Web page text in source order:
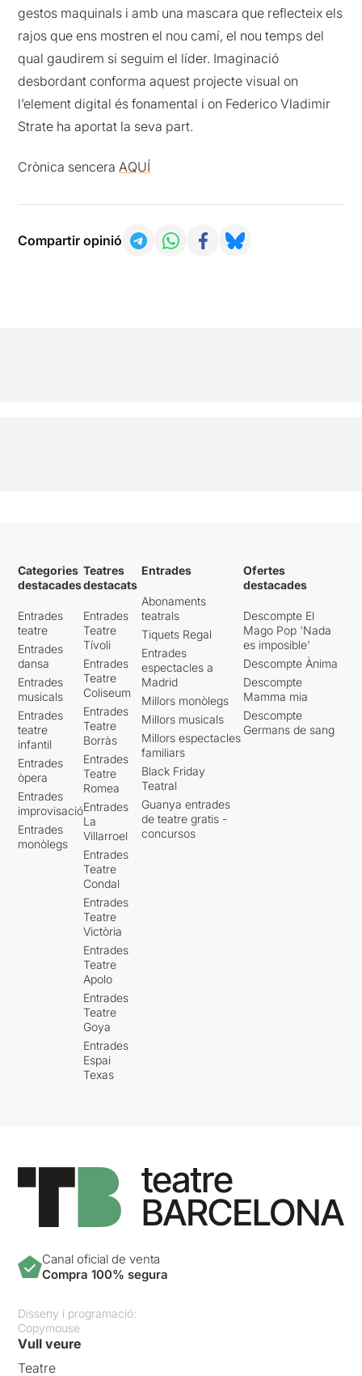
gestos maquinals i amb una mascara que reflecteix els
rajos que ens mostren el nou camí, el nou temps del
qual gaudirem si seguim el líder. Imaginació
desbordant conforma aquest projecte visual on
l’element digital és fonamental i on Federico Vladimir
Strate ha aportat la seva part.
Crònica senceraAQUÍ
Compartir opinió
Categories
destacades
Entrades
teatre
Entrades
dansa
Entrades
musicals
Entrades
teatre
infantil
Entrades
òpera
Entrades
improvisació
Entrades
monòlegs
Teatres
destacats
Entrades
Teatre
Tívoli
Entrades
Teatre
Coliseum
Entrades
Teatre
Borràs
Entrades
Teatre
Romea
Entrades
La
Villarroel
Entrades
Teatre
Condal
Entrades
Teatre
Victòria
Entrades
Teatre
Apolo
Entrades
Teatre
Goya
Entrades
Espai
Texas
Entrades
Abonaments
teatrals
Tiquets Regal
Entrades
espectacles a
Madrid
Millors monòlegs
Millors musicals
Millors espectacles
familiars
Black Friday
Teatral
Guanya entrades
de teatre gratis -
concursos
Ofertes
destacades
Descompte El
Mago Pop 'Nada
es imposible'
Descompte Ànima
Descompte
Mamma mia
Descompte
Germans de sang
Canal oficial de venta
Compra 100% segura
Disseny i programació:
Copymouse
Vull veure
Teatre